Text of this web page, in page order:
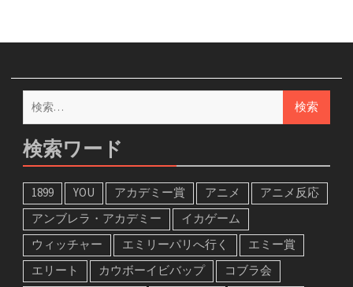
検
索:
検索ワード
1899 YOU アカデミー賞 アニメ
アニメ反応
アンブレラ・アカデミー
イカゲーム
ウィッチャー
エミリーパリへ行く
エミー賞
エリート
カウボーイビバップ
コブラ会